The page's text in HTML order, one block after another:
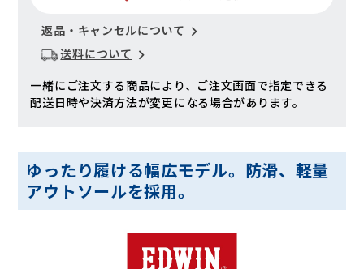
返品・キャンセルについて
送料について
一緒にご注文する商品により、ご注文画面で指定できる
配送日時や決済方法が変更になる場合があります。
ゆったり履ける幅広モデル。防滑、軽量
アウトソールを採用。